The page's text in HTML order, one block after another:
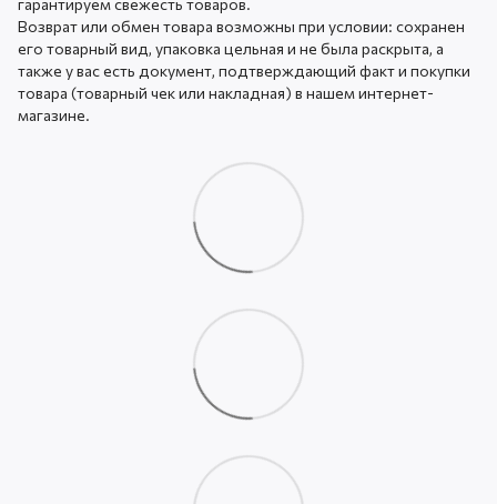
Возврат или обмен товара возможны при условии: сохранен
его товарный вид, упаковка цельная и не была раскрыта, а
также у вас есть документ, подтверждающий факт и покупки
товара (товарный чек или накладная) в нашем интернет-
магазине.